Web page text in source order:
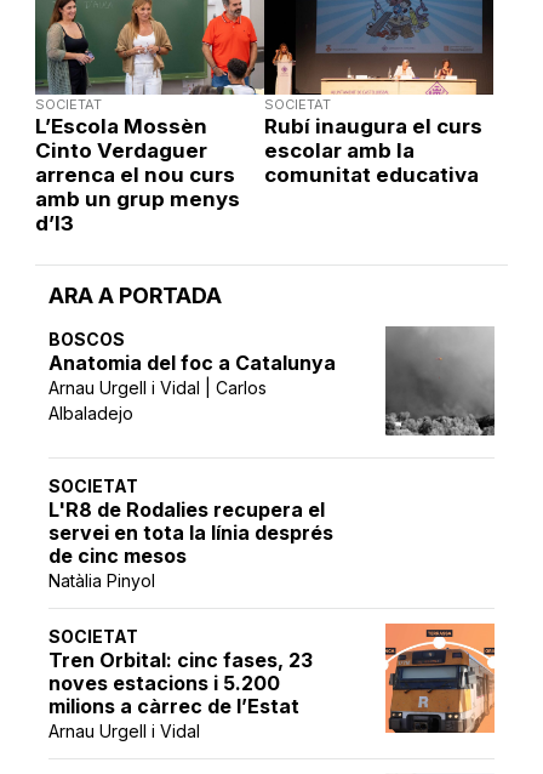
ARA A PORTADA
BOSCOS
Anatomia del foc a Catalunya
Arnau Urgell i Vidal | Carlos
Albaladejo
SOCIETAT
L'R8 de Rodalies recupera el
servei en tota la línia després
de cinc mesos
Natàlia Pinyol
SOCIETAT
Tren Orbital: cinc fases, 23
noves estacions i 5.200
milions a càrrec de l’Estat
Arnau Urgell i Vidal
SOCIETAT
L’Escola Mossèn
Cinto Verdaguer
arrenca el nou curs
amb un grup menys
d’I3
SOCIETAT
Rubí inaugura el curs
escolar amb la
comunitat educativa